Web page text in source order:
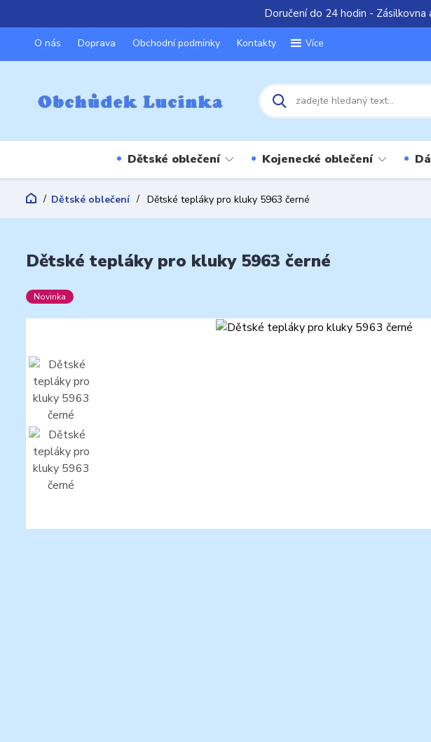
Doručení do 24 hodin -
O nás Doprava Obchodní podmínky Kontakty Více
Dětské oblečení Kojenecké oblečení
Dětské oblečení Dětské tepláky pro kluky 5963 černé
Dětské tepláky pro kluky 5963 černé
Novinka